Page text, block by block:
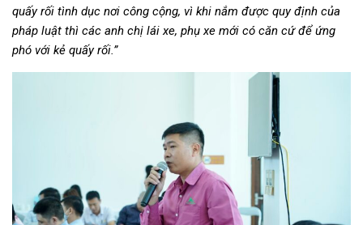
quấy rối tình dục nơi công cộng, vì khi nắm được quy định của
pháp luật thì các anh chị lái xe, phụ xe mới có căn cứ để ứng
phó với kẻ quấy rối.”